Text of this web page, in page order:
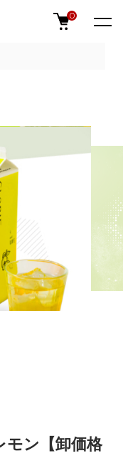
0
ン【卸価格